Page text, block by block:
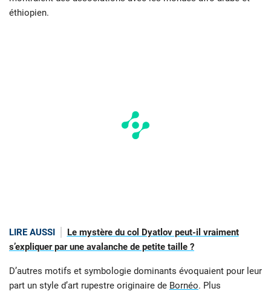
éthiopien.
LIRE AUSSI
Le mystère du col Dyatlov peut-il vraiment
s’expliquer par une avalanche de petite taille ?
D’autres motifs et symbologie dominants évoquaient pour leur
part un style d’art rupestre originaire de Bornéo. Plus